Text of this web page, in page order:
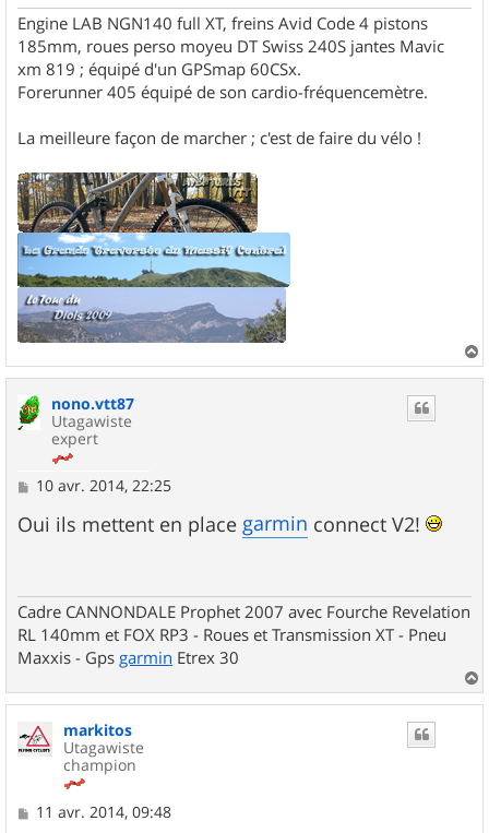
Engine LAB NGN140 full XT, freins Avid Code 4 pistons
185mm, roues perso moyeu DT Swiss 240S jantes Mavic
xm 819 ; équipé d'un GPSmap 60CSx.
Forerunner 405 équipé de son cardio-fréquencemètre.
La meilleure façon de marcher ; c'est de faire du vélo !
a
nono.vtt87
Utagawiste
expert
M
s
s
10 avr. 2014, 22:25
Oui ils mettent en place garmin connect V2!
Cadre CANNONDALE Prophet 2007 avec Fourche Revelation
RL 140mm et FOX RP3 - Roues et Transmission XT - Pneu
Maxxis - Gps garmin Etrex 30
a
markitos
Utagawiste
champion
M11 avr. 2014, 09:48